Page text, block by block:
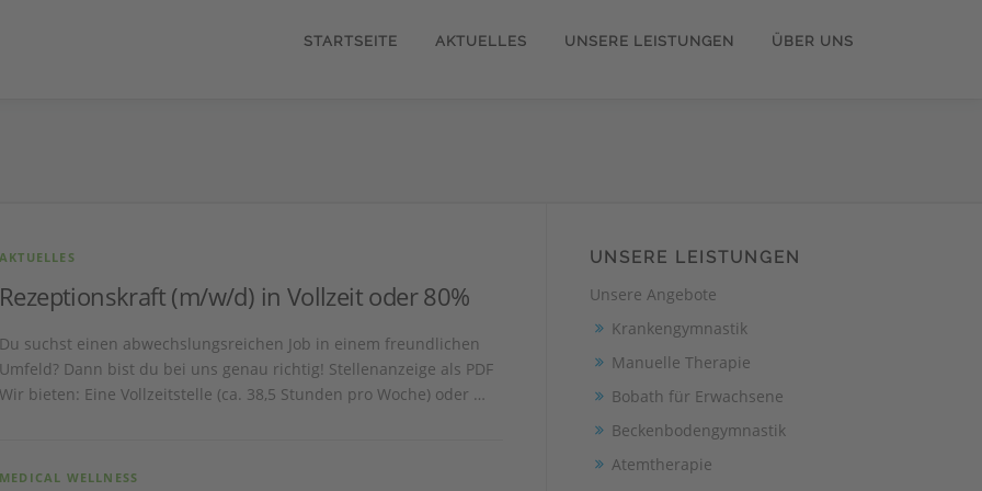
STARTSEITE AKTUELLES UNSERE LEISTUNGEN ÜBER UNS
AKTUELLES
Rezeptionskraft (m/w/d) in Vollzeit oder 80%
Du suchst einen abwechslungsreichen Job in einem freundlichen
Umfeld? Dann bist du bei uns genau richtig! Stellenanzeige als PDF
Wir bieten: Eine Vollzeitstelle (ca. 38,5 Stunden pro Woche) oder …
MEDICAL WELLNESS
UNSERE LEISTUNGEN
Unsere Angebote
Krankengymnastik
Manuelle Therapie
Bobath für Erwachsene
Beckenbodengymnastik
Atemtherapie